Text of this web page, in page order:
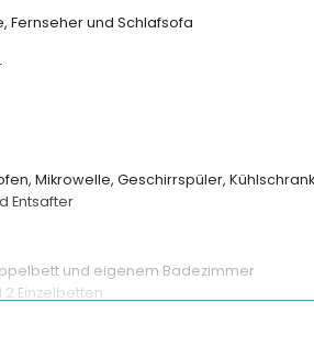
Fernseher und Schlafsofa
Mikrowelle, Geschirrspüler,
Entsafter
und eigenem Badezimmer
Einzelbetten